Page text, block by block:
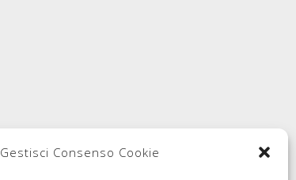
Gestisci Consenso Cookie